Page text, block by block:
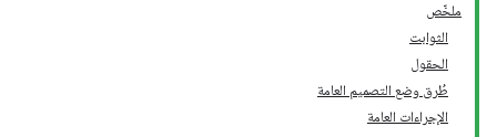
ملخّص
الثوابت
الحقول
طُرق وضع التصميم العامة
الإجراءات العامة